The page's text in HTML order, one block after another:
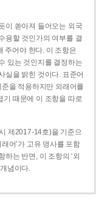
이 쏟아져 들어오는 외국
용할 것인가의 여부를 결
주어야 한다. 이 조항은
있는 것인지를 결정하는
실을 밝힌 것이다. 표준어
을 적용하지만 외래어를
기 때문에 이 조항을 따로
제2017-14호)을 기준으
어’가 고유 명사를 포함
는 반면, 이 조항의 ‘외
념이다.